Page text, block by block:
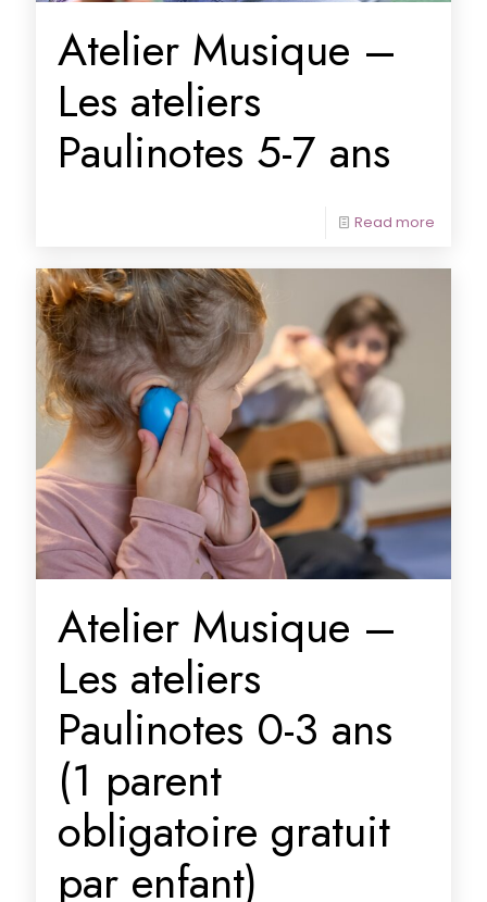
Atelier Musique –
Les ateliers
Paulinotes 5-7 ans
Read more
Atelier Musique –
Les ateliers
Paulinotes 0-3 ans
(1 parent
obligatoire gratuit
par enfant)